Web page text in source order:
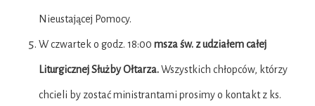
Nieustającej Pomocy.
W czwartek o godz. 18:00 msza św. z udziałem całej
Liturgicznej Służby Ołtarza.Wszystkich chłopców, którzy
chcieli by zostać ministrantami prosimy o kontakt z ks.